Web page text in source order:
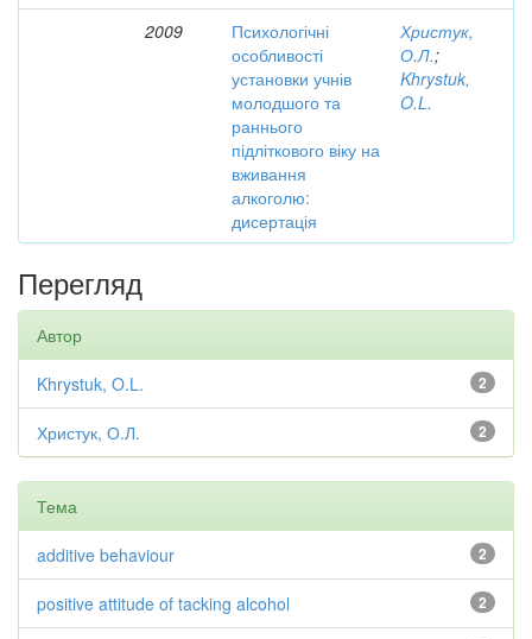
2009
Психологічні
особливості
установки учнів
молодшого та
раннього
підліткового віку на
вживання
алкоголю:
дисертація
Христук,
О.Л.;
Khrystuk,
O.L.
Перегляд
Автор
2
Khrystuk, O.L.
2
Христук, О.Л.
Тема
2
additive behaviour
2
positive attitude of tacking alcohol